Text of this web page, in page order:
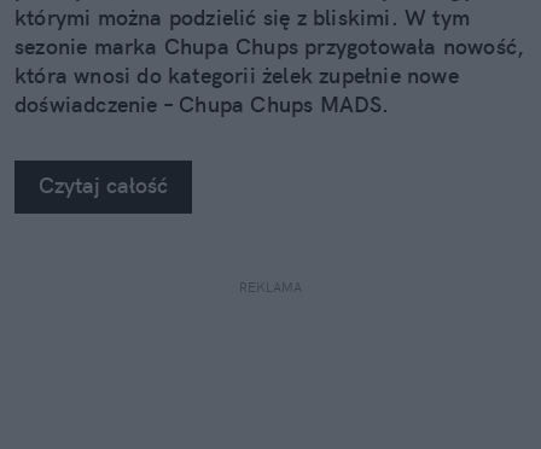
którymi można podzielić się z bliskimi. W tym
sezonie marka Chupa Chups przygotowała nowość,
która wnosi do kategorii żelek zupełnie nowe
doświadczenie – Chupa Chups MADS.
Czytaj całość
REKLAMA